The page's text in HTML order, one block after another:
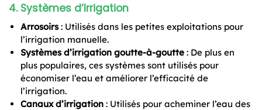
4. Systèmes d’Irrigation
Arrosoirs: Utilisés dans les petites exploitations pour
l’irrigation manuelle.
Systèmes d’irrigation goutte-à-goutte : De plus en
plus populaires, ces systèmes sont utilisés pour
économiser l’eau et améliorer l’efficacité de
l’irrigation.
Canaux d’irrigation : Utilisés pour acheminer l’eau des